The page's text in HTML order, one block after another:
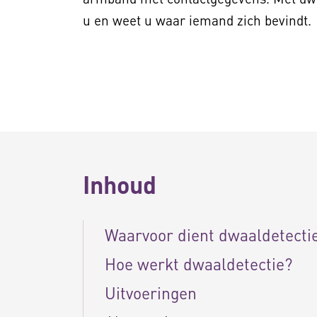
u en weet u waar iemand zich bevindt.
Inhoud
Waarvoor dient
Hoe werkt dwaaldetectie?
Uitvoeringen